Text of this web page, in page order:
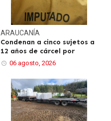
ARAUCANÍA
Condenan a cinco sujetos a
12 años de cárcel por
06 agosto, 2026